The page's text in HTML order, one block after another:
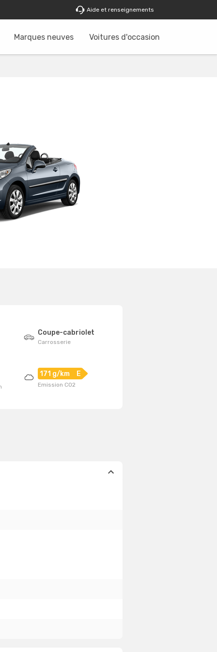
Aide et renseignements
Marques neuves Voitures d'occasion
Coupe-cabriolet
Carrosserie
171 g/km E
Emission CO2